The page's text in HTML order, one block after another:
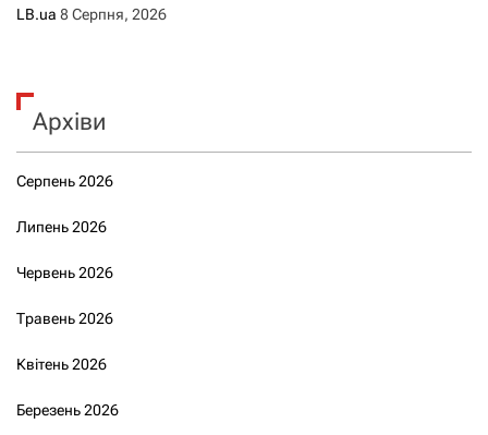
LB.ua 8 Серпня, 2026
Архіви
Серпень 2026
Липень 2026
Червень 2026
Травень 2026
Квітень 2026
Березень 2026